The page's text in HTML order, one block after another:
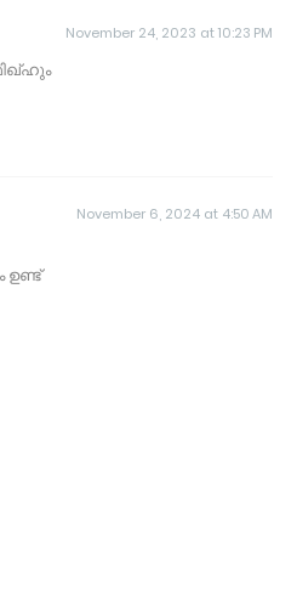
November 24, 2023 at 10:23 PM
November 6, 2024 at 4:50 AM
ഉണ്ട്